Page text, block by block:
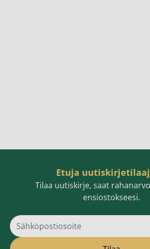
Etuja
Tilaa uutiskirje, saat
ensiostokseesi.